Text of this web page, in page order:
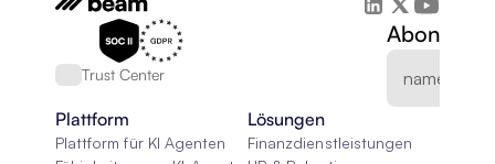
Trust Center
Plattform
Plattform für KI Agenten
Lösungen
Finanzdienstleistungen